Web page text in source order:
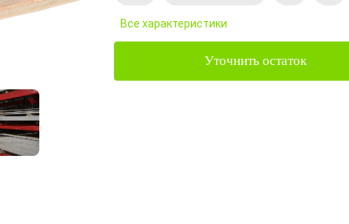
Все характеристики
Уточнить остаток